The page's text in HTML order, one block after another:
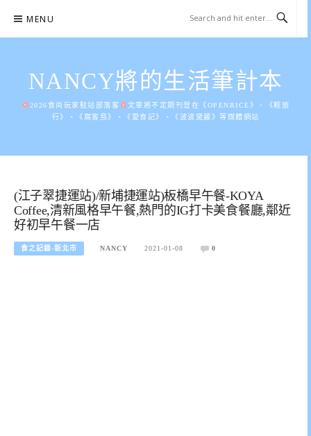
content
MENU
NANCY將的生活筆計本
2026食尚玩家駐站部落客
文章將不定期刊登在《OPENRICE》、《輕旅
行》、《窩客島》、《愛食記》、《波波黛麗》等媒體網站
(江子翠捷運站)/新埔捷運站)板橋早午餐-KOYA
Coffee,清新風格早午餐,熱門的IG打卡美食餐廳,鄰近
好初早午餐一店
食之記錄-新北市 NANCY 2021-01-08 0